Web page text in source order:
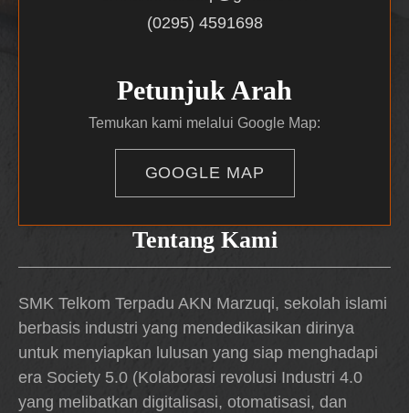
Tentang Kami
SMK Telkom Terpadu AKN Marzuqi, sekolah islami
berbasis industri yang mendedikasikan dirinya
untuk menyiapkan lulusan yang siap menghadapi
era Society 5.0 (Kolaborasi revolusi Industri 4.0
yang melibatkan digitalisasi, otomatisasi, dan
(0295) 4591698
Petunjuk Arah
Temukan kami melalui Google Map:
GOOGLE MAP